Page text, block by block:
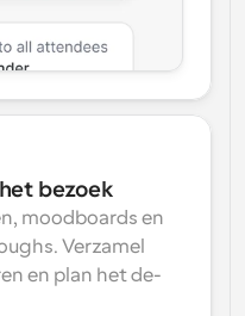
bezoek
moodboards en
Verzamel
en plan het de-